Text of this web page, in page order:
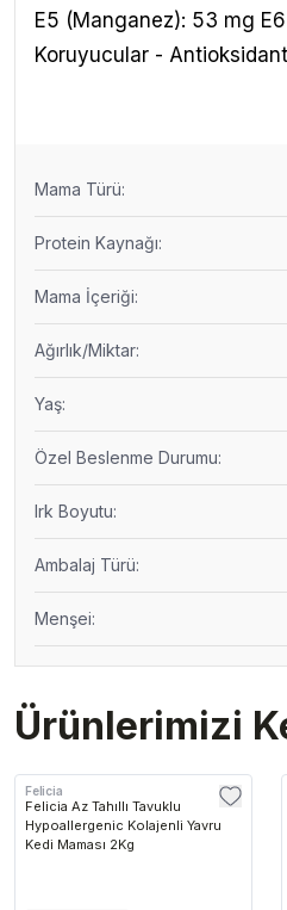
E5 (Manganez): 53 mg
Koruyucular -
Mama Türü:
Protein Kaynağı:
Mama İçeriği:
Ağırlık/Miktar:
Yaş:
Özel Beslenme Durumu:
Irk Boyutu:
Ambalaj Türü:
Menşei:
Ürünlerimizi
Felicia
Felicia Az Tahıllı Tavuklu
Hypoallergenic Kolajenli Yavru
Kedi Maması 2Kg